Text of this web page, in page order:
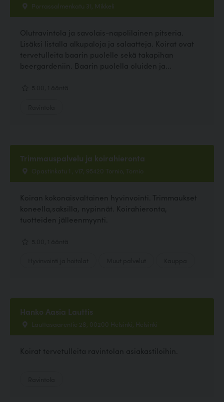
Porrassalmenkatu 31, Mikkeli
Olutravintola ja savolais-napolilainen pitseria.
Lisäksi listalla alkupaloja ja salaatteja. Koirat ovat
tervetulleita baarin puolelle sekä takapihan
beergardeniin. Baarin puolella oluiden ja...
Trimmauspalvelu ja koirahieronta
Opastinkatu 1 , v17, 95420 Tornio, Tornio
Koiran kokonaisvaltainen hyvinvointi. Trimmaukset
koneella,saksilla, nypinnät. Koirahieronta,
tuotteiden jälleenmyynti.
Hanko Aasia Lauttis
Lauttasaarentie 28, 00200 Helsinki, Helsinki
Koirat tervetulleita ravintolan asiakastiloihin.